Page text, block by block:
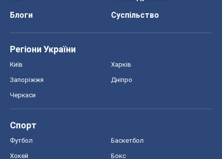
Блоги
Суспільство
Регіони України
Київ Харків
Запоріжжя Дніпро
Черкаси
Спорт
Футбол Баскетбол
Хокей Бокс